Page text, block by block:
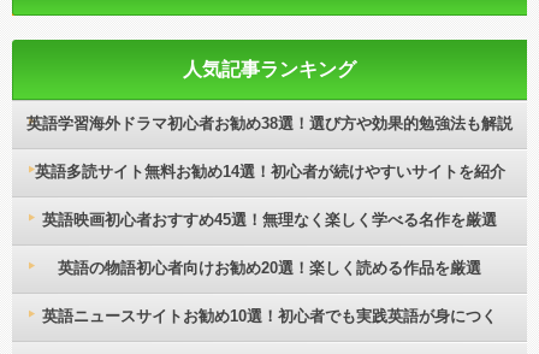
人気記事ランキング
英語学習海外ドラマ初心者お勧め38選！選び方や効果的勉強法も解説
英語多読サイト無料お勧め14選！初心者が続けやすいサイトを紹介
英語映画初心者おすすめ45選！無理なく楽しく学べる名作を厳選
英語の物語初心者向けお勧め20選！楽しく読める作品を厳選
英語ニュースサイトお勧め10選！初心者でも実践英語が身につく